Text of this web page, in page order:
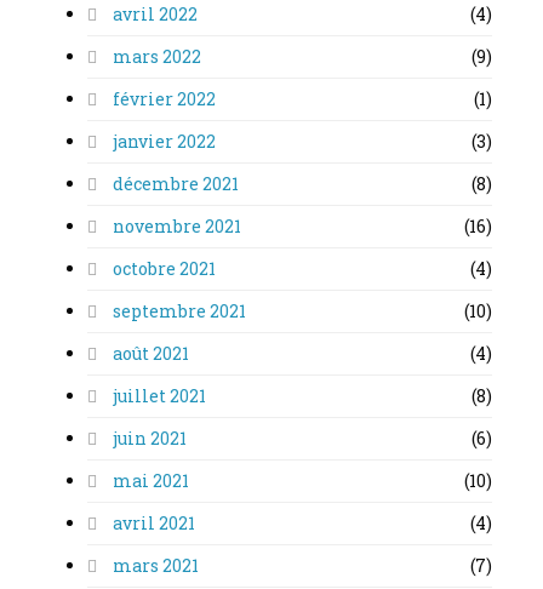
avril 2022
(4)
mars 2022
(9)
février 2022
(1)
janvier 2022
(3)
décembre 2021
(8)
novembre 2021
(16)
octobre 2021
(4)
septembre 2021
(10)
août 2021
(4)
juillet 2021
(8)
juin 2021
(6)
mai 2021
(10)
avril 2021
(4)
mars 2021
(7)